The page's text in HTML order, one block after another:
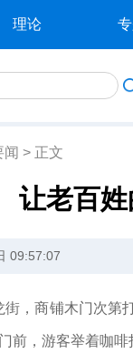
理论
闻 > 正文
让老百
09:57:07
商铺木门次第
前，游客举着咖啡